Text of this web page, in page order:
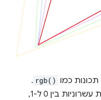
כמו rgb()
.
בנוסף, אפשר להשתמש בספרות עשרוניות בין 0 ל-1,